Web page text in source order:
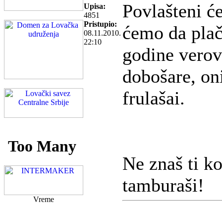
Vreme
Upisa:
4851
Pristupio:
08.11.2010.
22:10
Povlašteni
ćemo da
godine
dobošare,
frulašai.
Ne znaš ti
tamburaši!